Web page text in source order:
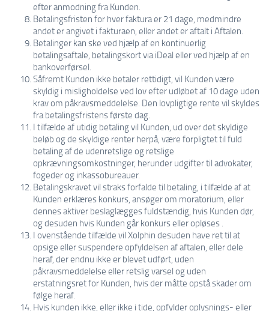
efter anmodning fra Kunden.
Betalingsfristen for hver faktura er 21 dage, medmindre
andet er angivet i fakturaen, eller andet er aftalt i Aftalen.
Betalinger kan ske ved hjælp af en kontinuerlig
betalingsaftale, betalingskort via iDeal eller ved hjælp af en
bankoverførsel.
Såfremt Kunden ikke betaler rettidigt, vil Kunden være
skyldig i misligholdelse ved lov efter udløbet af 10 dage uden
krav om påkravsmeddelelse. Den lovpligtige rente vil skyldes
fra betalingsfristens første dag.
I tilfælde af utidig betaling vil Kunden, ud over det skyldige
beløb og de skyldige renter herpå, være forpligtet til fuld
betaling af de udenretslige og retslige
opkrævningsomkostninger, herunder udgifter til advokater,
fogeder og inkassobureauer.
Betalingskravet vil straks forfalde til betaling, i tilfælde af at
Kunden erklæres konkurs, ansøger om moratorium, eller
dennes aktiver beslaglægges fuldstændig, hvis Kunden dør,
og desuden hvis Kunden går konkurs eller opløses .
I ovenstående tilfælde vil Xolphin desuden have ret til at
opsige eller suspendere opfyldelsen af aftalen, eller dele
heraf, der endnu ikke er blevet udført, uden
påkravsmeddelelse eller retslig varsel og uden
erstatningsret for Kunden, hvis der måtte opstå skader om
følge heraf.
Hvis kunden ikke, eller ikke i tide, opfylder oplysnings- eller